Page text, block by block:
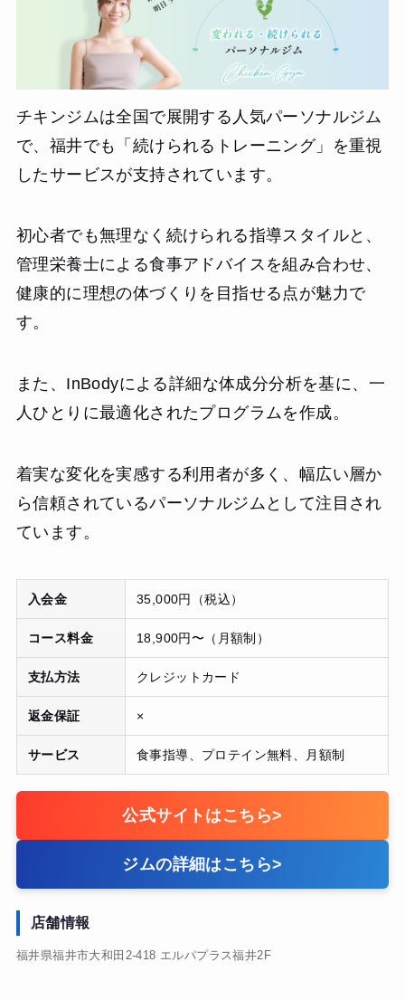
チキンジムは全国で展開する人気パーソナルジム
で、福井でも「続けられるトレーニング」を重視
したサービスが支持されています。
初心者でも無理なく続けられる指導スタイルと、
管理栄養士による食事アドバイスを組み合わせ、
健康的に理想の体づくりを目指せる点が魅力で
す。
また、InBodyによる詳細な体成分分析を基に、一
人ひとりに最適化されたプログラムを作成。
着実な変化を実感する利用者が多く、幅広い層か
ら信頼されているパーソナルジムとして注目され
ています。
入会金 35,000円（税込）
コース料金 18,900円〜（月額制）
支払方法 クレジットカード
返金保証 ×
サービス 食事指導、プロテイン無料、月額制
公式サイトはこちら>
ジムの詳細はこちら>
店舗情報
福井県福井市大和田2-418 エルパプラス福井2F